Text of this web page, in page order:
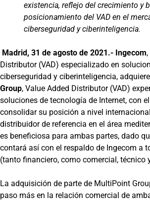
existencia, reflejo del crecimiento y
posicionamiento del VAD en el
ciberseguridad y ciberinteligencia.
Madrid, 31 de agosto de 2021.- Ingecom
Distributor (VAD) especializado en
ciberseguridad y ciberinteligencia,
Group, Value Added Distributor (VAD)
soluciones de tecnología de Internet, con
consolidar su posición a nivel
distribuidor de referencia en el área
es beneficiosa para ambas partes, dado
contará así con el respaldo de Ingecom a
(tanto financiero, como comercial, técnico
La adquisición de parte de MultiPoint
paso más en la relación comercial de